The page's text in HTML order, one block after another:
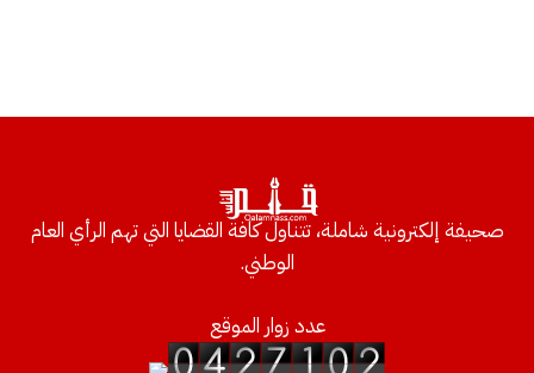
صحيفة إلكترونية شاملة، تتناول كافة القضايا التي تهم الرأي العام
الوطني.
عدد زوار الموقع